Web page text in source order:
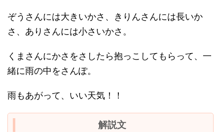
ぞうさんには大きいかさ、きりんさんには長いか
さ、ありさんには小さいかさ。
くまさんにかさをさしたら抱っこしてもらって、一
緒に雨の中をさんぽ。
雨もあがって、いい天気！！
解説文